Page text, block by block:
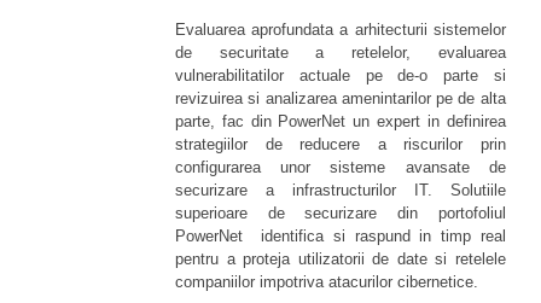
Evaluarea aprofundata a arhitecturii sistemelor
de securitate a retelelor, evaluarea
vulnerabilitatilor actuale pe de-o parte si
revizuirea si analizarea amenintarilor pe de alta
parte, fac din PowerNet un expert in definirea
strategiilor de reducere a riscurilor prin
configurarea unor sisteme avansate de
securizare a infrastructurilor IT. Solutiile
superioare de securizare din portofoliul
PowerNet identifica si raspund in timp real
pentru a proteja utilizatorii de date si retelele
companiilor impotriva atacurilor cibernetice.